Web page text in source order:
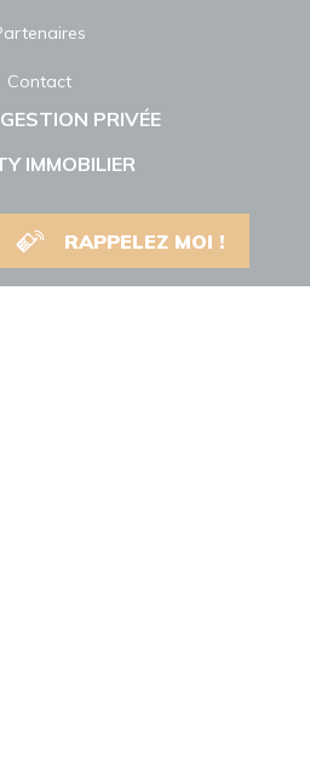
Contact
PRIVÉE
IMMOBILIER
RAPPELEZ MOI !